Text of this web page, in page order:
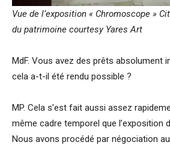
Vue de l’exposition « Chromoscope »
du patrimoine courtesy Yares Art
MdF. Vous avez des prêts absolument
cela a-t-il été rendu possible ?
MP. Cela s’est fait aussi assez
même cadre temporel que l’exposition
Nous avons procédé par négociation